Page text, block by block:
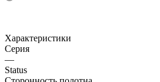
Характеристики
Серия
—
Status